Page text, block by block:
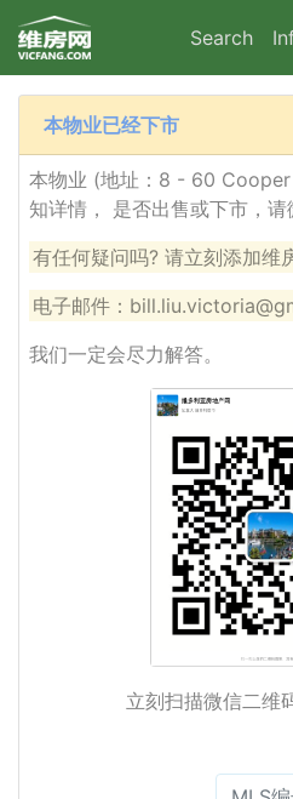
Search
本物业已经下市
本物业 (地址：8 - 60 Cooper
知详情， 是否出售或下市，请
有任何疑问吗? 请立刻添加维
电子邮件：
我们一定会尽力解答。
立刻扫描微信二维